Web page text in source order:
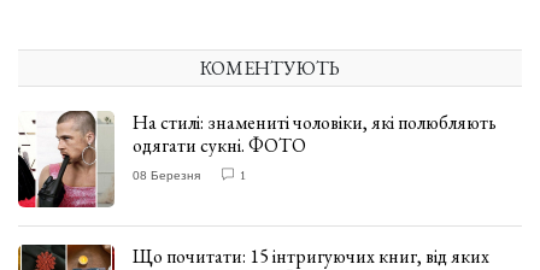
КОМЕНТУЮТЬ
На стилі: знамениті чоловіки, які полюбляють
одягати сукні. ФОТО
08 Березня 1
Що почитати: 15 інтригуючих книг, від яких